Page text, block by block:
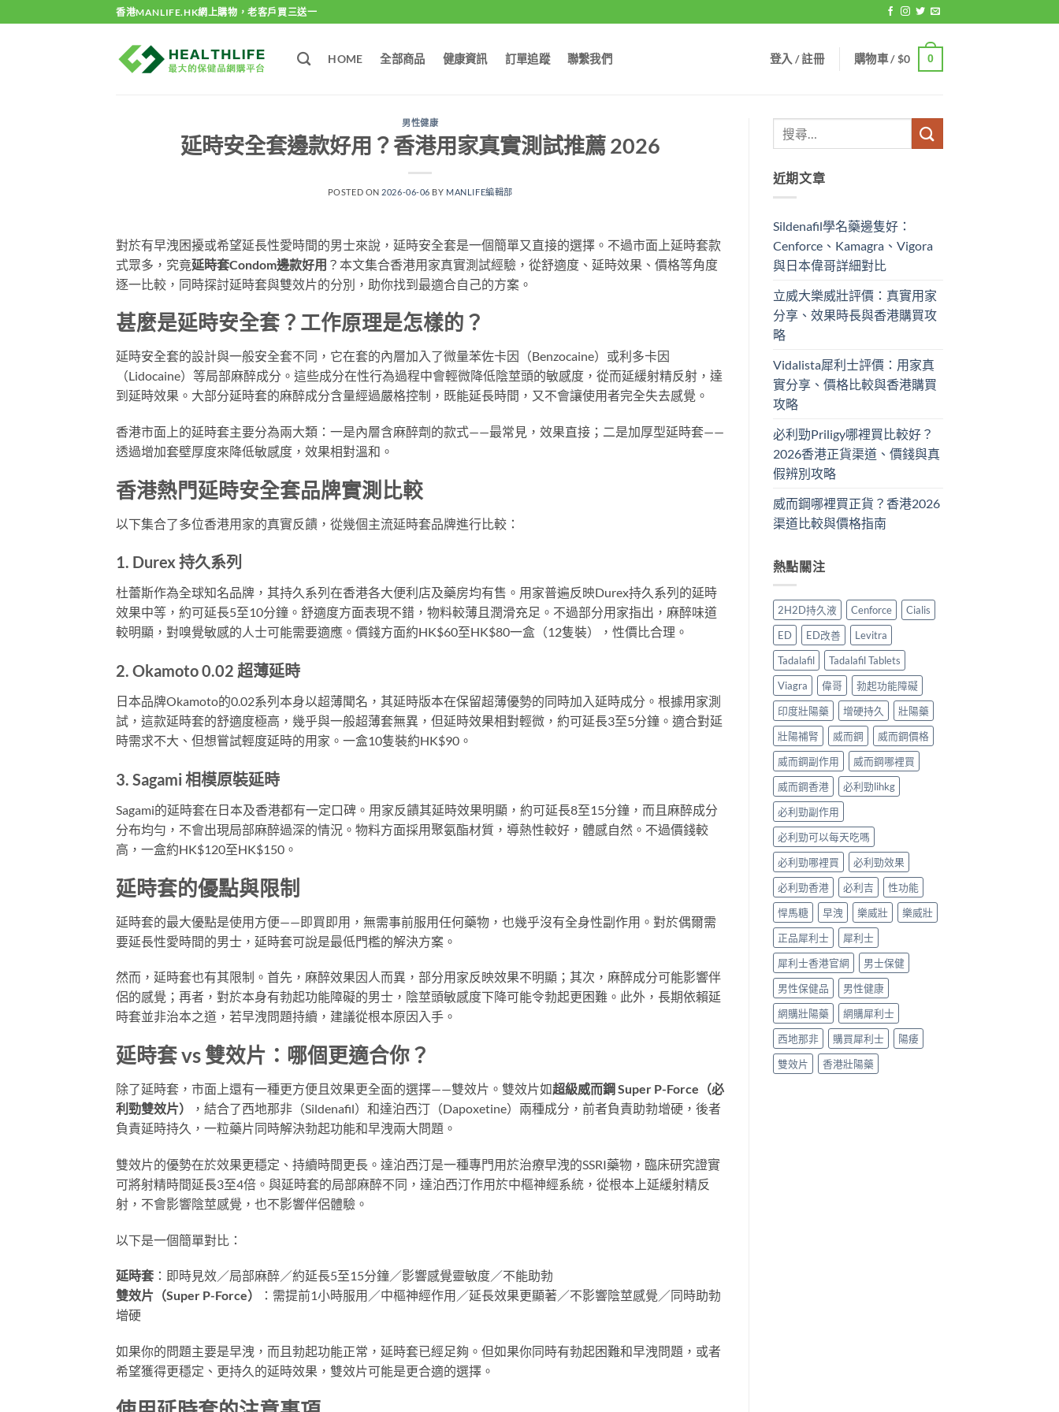
to
香港MANLIFE.HK網上購物，老客戶買三送一
HOME 全部商品 健康資訊 訂單追蹤 聯繫我們 登入 / 註冊 購物車 /$0 0
男性健康
延時安全套邊款好用？香港用家真實測試推薦 2026
POSTED ON 2026-06-06 BY MANLIFE編輯部
對於有早洩困擾或希望延長性愛時間的男士來說，延時安全套是一個簡單又直接的選擇。不過市面上延時套款
式眾多，究竟延時套Condom邊款好用 ？本文集合香港用家真實測試經驗，從舒適度、延時效果、價格等角度
逐一比較，同時探討延時套與雙效片的分別，助你找到最適合自己的方案。
甚麼是延時安全套？工作原理是怎樣的？
延時安全套的設計與一般安全套不同，它在套的內層加入了微量苯佐卡因（Benzocaine）或利多卡因
（Lidocaine）等局部麻醉成分。這些成分在性行為過程中會輕微降低陰莖頭的敏感度，從而延緩射精反射，達
到延時效果。大部分延時套的麻醉成分含量經過嚴格控制，既能延長時間，又不會讓使用者完全失去感覺。
香港市面上的延時套主要分為兩大類：一是內層含麻醉劑的款式——最常見，效果直接；二是加厚型延時套——
透過增加套壁厚度來降低敏感度，效果相對溫和。
香港熱門延時安全套品牌實測比較
以下集合了多位香港用家的真實反饋，從幾個主流延時套品牌進行比較：
1. Durex 持久系列
杜蕾斯作為全球知名品牌，其持久系列在香港各大便利店及藥房均有售。用家普遍反映Durex持久系列的延時
效果中等，約可延長5至10分鐘。舒適度方面表現不錯，物料較薄且潤滑充足。不過部分用家指出，麻醉味道
較明顯，對嗅覺敏感的人士可能需要適應。價錢方面約HK$60至HK$80一盒（12隻裝），性價比合理。
2. Okamoto 0.02 超薄延時
日本品牌Okamoto的0.02系列本身以超薄聞名，其延時版本在保留超薄優勢的同時加入延時成分。根據用家測
試，這款延時套的舒適度極高，幾乎與一般超薄套無異，但延時效果相對輕微，約可延長3至5分鐘。適合對延
時需求不大、但想嘗試輕度延時的用家。一盒10隻裝約HK$90。
3. Sagami 相模原裝延時
Sagami的延時套在日本及香港都有一定口碑。用家反饋其延時效果明顯，約可延長8至15分鐘，而且麻醉成分
分布均勻，不會出現局部麻醉過深的情況。物料方面採用聚氨酯材質，導熱性較好，體感自然。不過價錢較
高，一盒約HK$120至HK$150。
延時套的優點與限制
延時套的最大優點是使用方便——即買即用，無需事前服用任何藥物，也幾乎沒有全身性副作用。對於偶爾需
要延長性愛時間的男士，延時套可說是最低門檻的解決方案。
然而，延時套也有其限制。首先，麻醉效果因人而異，部分用家反映效果不明顯；其次，麻醉成分可能影響伴
侶的感覺；再者，對於本身有勃起功能障礙的男士，陰莖頭敏感度下降可能令勃起更困難。此外，長期依賴延
時套並非治本之道，若早洩問題持續，建議從根本原因入手。
延時套 vs 雙效片：哪個更適合你？
除了延時套，市面上還有一種更方便且效果更全面的選擇——雙效片。雙效片如超級威而鋼 Super P-Force（必
利勁雙效片）
，結合了西地那非（Sildenafil）和達泊西汀（Dapoxetine）兩種成分，前者負責助勃增硬，後者
負責延時持久，一粒藥片同時解決勃起功能和早洩兩大問題。
雙效片的優勢在於效果更穩定、持續時間更長。達泊西汀是一種專門用於治療早洩的SSRI藥物，臨床研究證實
可將射精時間延長3至4倍。與延時套的局部麻醉不同，達泊西汀作用於中樞神經系統，從根本上延緩射精反
射，不會影響陰莖感覺，也不影響伴侶體驗。
以下是一個簡單對比：
延時套 ：即時見效／局部麻醉／約延長5至15分鐘／影響感覺靈敏度／不能助勃
雙效片（Super P-Force）
：需提前1小時服用／中樞神經作用／延長效果更顯著／不影響陰莖感覺／同時助勃
增硬
如果你的問題主要是早洩，而且勃起功能正常，延時套已經足夠。但如果你同時有勃起困難和早洩問題，或者
希望獲得更穩定、更持久的延時效果，雙效片可能是更合適的選擇。
近期文章
Sildenafil學名藥邊隻好：
Cenforce、Kamagra、Vigora
與日本偉哥詳細對比
立威大樂威壯評價：真實用家
分享、效果時長與香港購買攻
略
Vidalista犀利士評價：用家真
實分享、價格比較與香港購買
攻略
必利勁Priligy哪裡買比較好？
2026香港正貨渠道、價錢與真
假辨別攻略
威而鋼哪裡買正貨？香港2026
渠道比較與價格指南
熱點關注
2H2D持久液 Cenforce
Cialis
ED
ED改善
Levitra
Tadalafil
Tadalafil Tablets
Viagra
偉哥
勃起功能障礙
印度壯陽藥
增硬持久
壯陽藥
壯陽補腎
威而鋼
威而鋼價格
威而鋼副作用
威而鋼哪裡買
威而鋼香港
必利勁lihkg
必利勁副作用
必利勁可以每天吃嗎
必利勁哪裡買
必利勁效果
必利勁香港
必利吉
性功能
悍馬糖
早洩 樂威壯
樂威壯
正品犀利士
犀利士
犀利士香港官網
男士保健
男性保健品
男性健康
網購壯陽藥
網購犀利士
西地那非
購買犀利士
陽痿
雙效片
香港壯陽藥